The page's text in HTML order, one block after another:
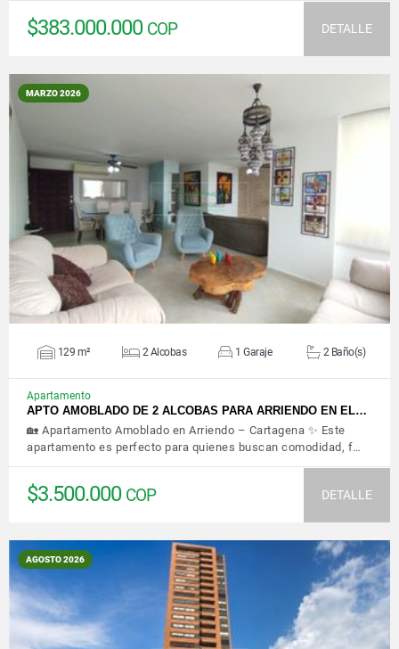
$383.000.000 COP DETALLE
MARZO 2026
VER DETALLES
129 m² 2 Alcobas 1 Garaje 2 Baño(s)
Apartamento
APTO AMOBLADO DE 2 ALCOBAS PARA ARRIENDO EN EL…
🏡 Apartamento Amoblado en Arriendo – Cartagena ✨ Este
apartamento es perfecto para quienes buscan comodidad, f…
$3.500.000 COP DETALLE
AGOSTO 2026